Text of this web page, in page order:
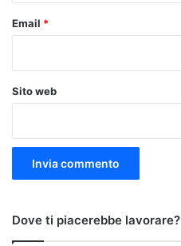
Email *
Sito web
Dove ti piacerebbe lavorare?